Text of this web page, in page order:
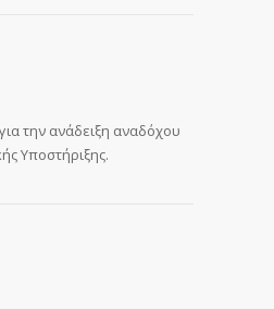
την ανάδειξη αναδόχου
Υποστήριξης.